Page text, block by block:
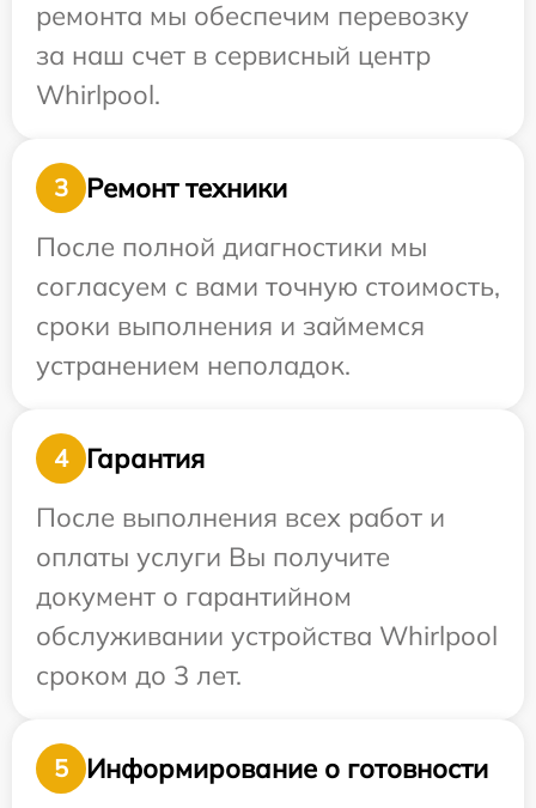
ремонта мы обеспечим перевозку
за наш счет в сервисный центр
Whirlpool.
3
Ремонт техники
После полной диагностики мы
согласуем с вами точную стоимость,
сроки выполнения и займемся
устранением неполадок.
4
Гарантия
После выполнения всех работ и
оплаты услуги Вы получите
документ о гарантийном
обслуживании устройства Whirlpool
сроком до 3 лет.
5 Информирование о готовности